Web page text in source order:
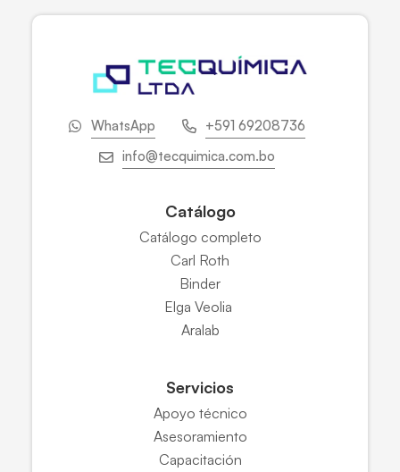
WhatsApp
+591 69208736
info@tecquimica.com.bo
Catálogo
Catálogo completo
Carl Roth
Binder
Elga Veolia
Aralab
Servicios
Apoyo técnico
Asesoramiento
Capacitación